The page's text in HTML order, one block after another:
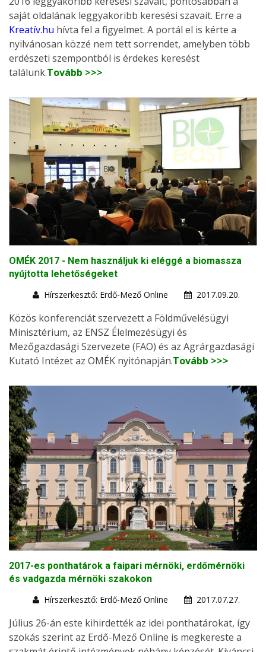
saját oldalának leggyakoribb keresési szavait. Erre a
Kreatív.hu hívta fel a figyelmet. A portál el is kérte a
nyilvánosan közzé nem tett sorrendet, amelyben több
erdészeti szempontból is érdekes keresést
találunk.Tovább >>>
OMÉK 2017 - Nem használjuk ki eléggé a biomassza
nyújtotta lehetőségeket
Hírszerkesztő: Erdő-Mező Online
2017.09.20.
Közös konferenciát szervezett a Földművelésügyi
Minisztérium, az ENSZ Élelmezésügyi és
Mezőgazdasági Szervezete (FAO) és az Agrárgazdasági
Kutató Intézet az OMÉK nyitónapján.Tovább >>>
2017-es ponthatárok a faipari mérnöki, erdőmérnöki
és vadgazda mérnöki szakokon
Hírszerkesztő: Erdő-Mező Online
2017.07.27.
Július 26-án este kihirdették az idei ponthatárokat, így
szokás szerint az Erdő-Mező Online is megkereste a